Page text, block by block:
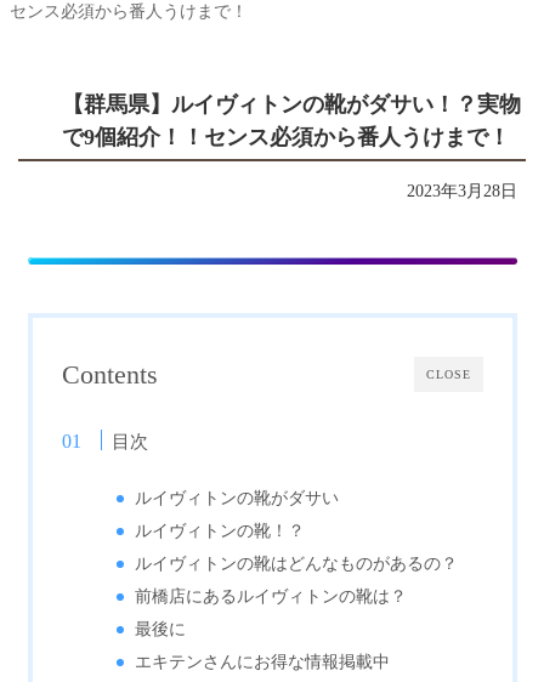
センス必須から番人うけまで！
【群馬県】ルイヴィトンの靴がダサい！？実物
で9個紹介！！センス必須から番人うけまで！
2023年3月28日
CLOSE
Contents
目次
ルイヴィトンの靴がダサい
ルイヴィトンの靴！？
ルイヴィトンの靴はどんなものがあるの？
前橋店にあるルイヴィトンの靴は？
最後に
エキテンさんにお得な情報掲載中